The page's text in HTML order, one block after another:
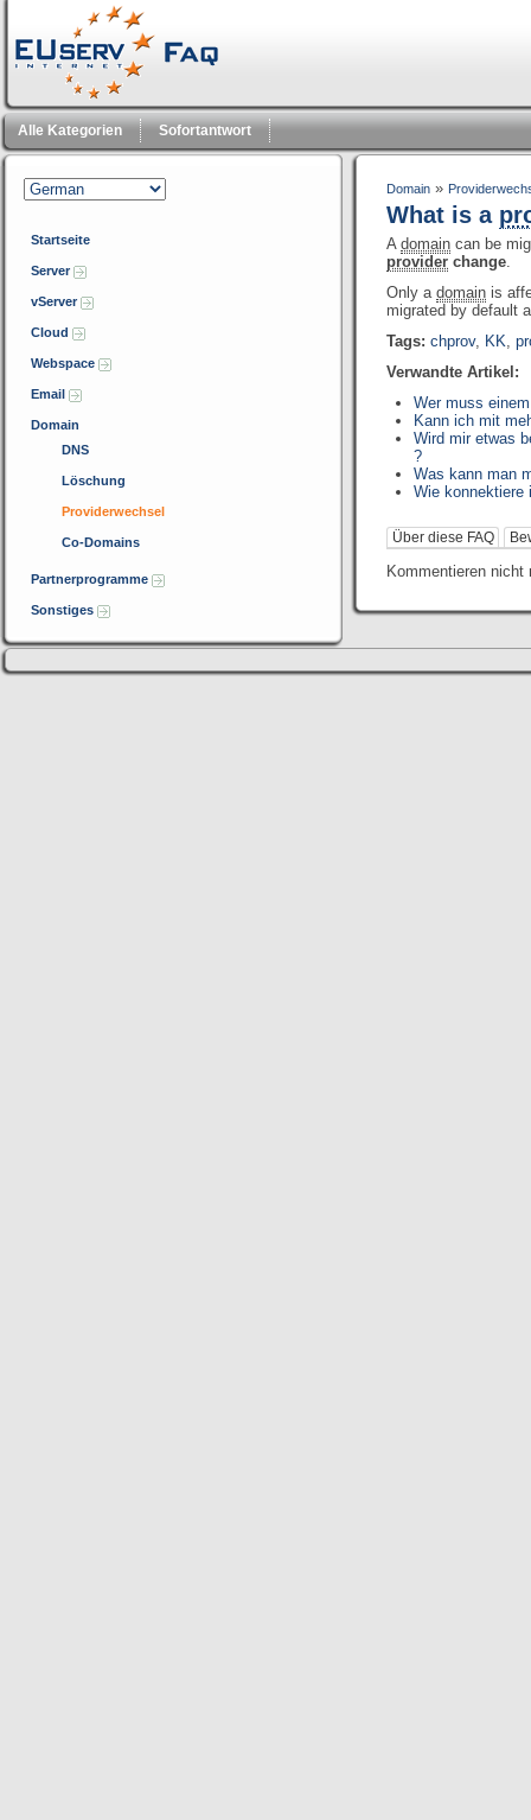
Alle Kategorien Sofortantwort
Startseite
Server
vServer
Cloud
Webspace
Email
Domain
DNS
Löschung
Providerwechsel
Co-Domains
Partnerprogramme
Sonstiges
Domain »
What is a
A domain can be
provider change.
Only a domain is
migrated by default
Tags: chprov, KK,
Verwandte Artikel:
Wer muss
Kann ich mit
Wird mir etwas
?
Was kann man
Wie konnektiere
Über diese FAQ
Kommentieren nicht